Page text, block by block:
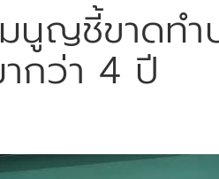
นูญชี้ขาดทำ
กว่า 4 ปี